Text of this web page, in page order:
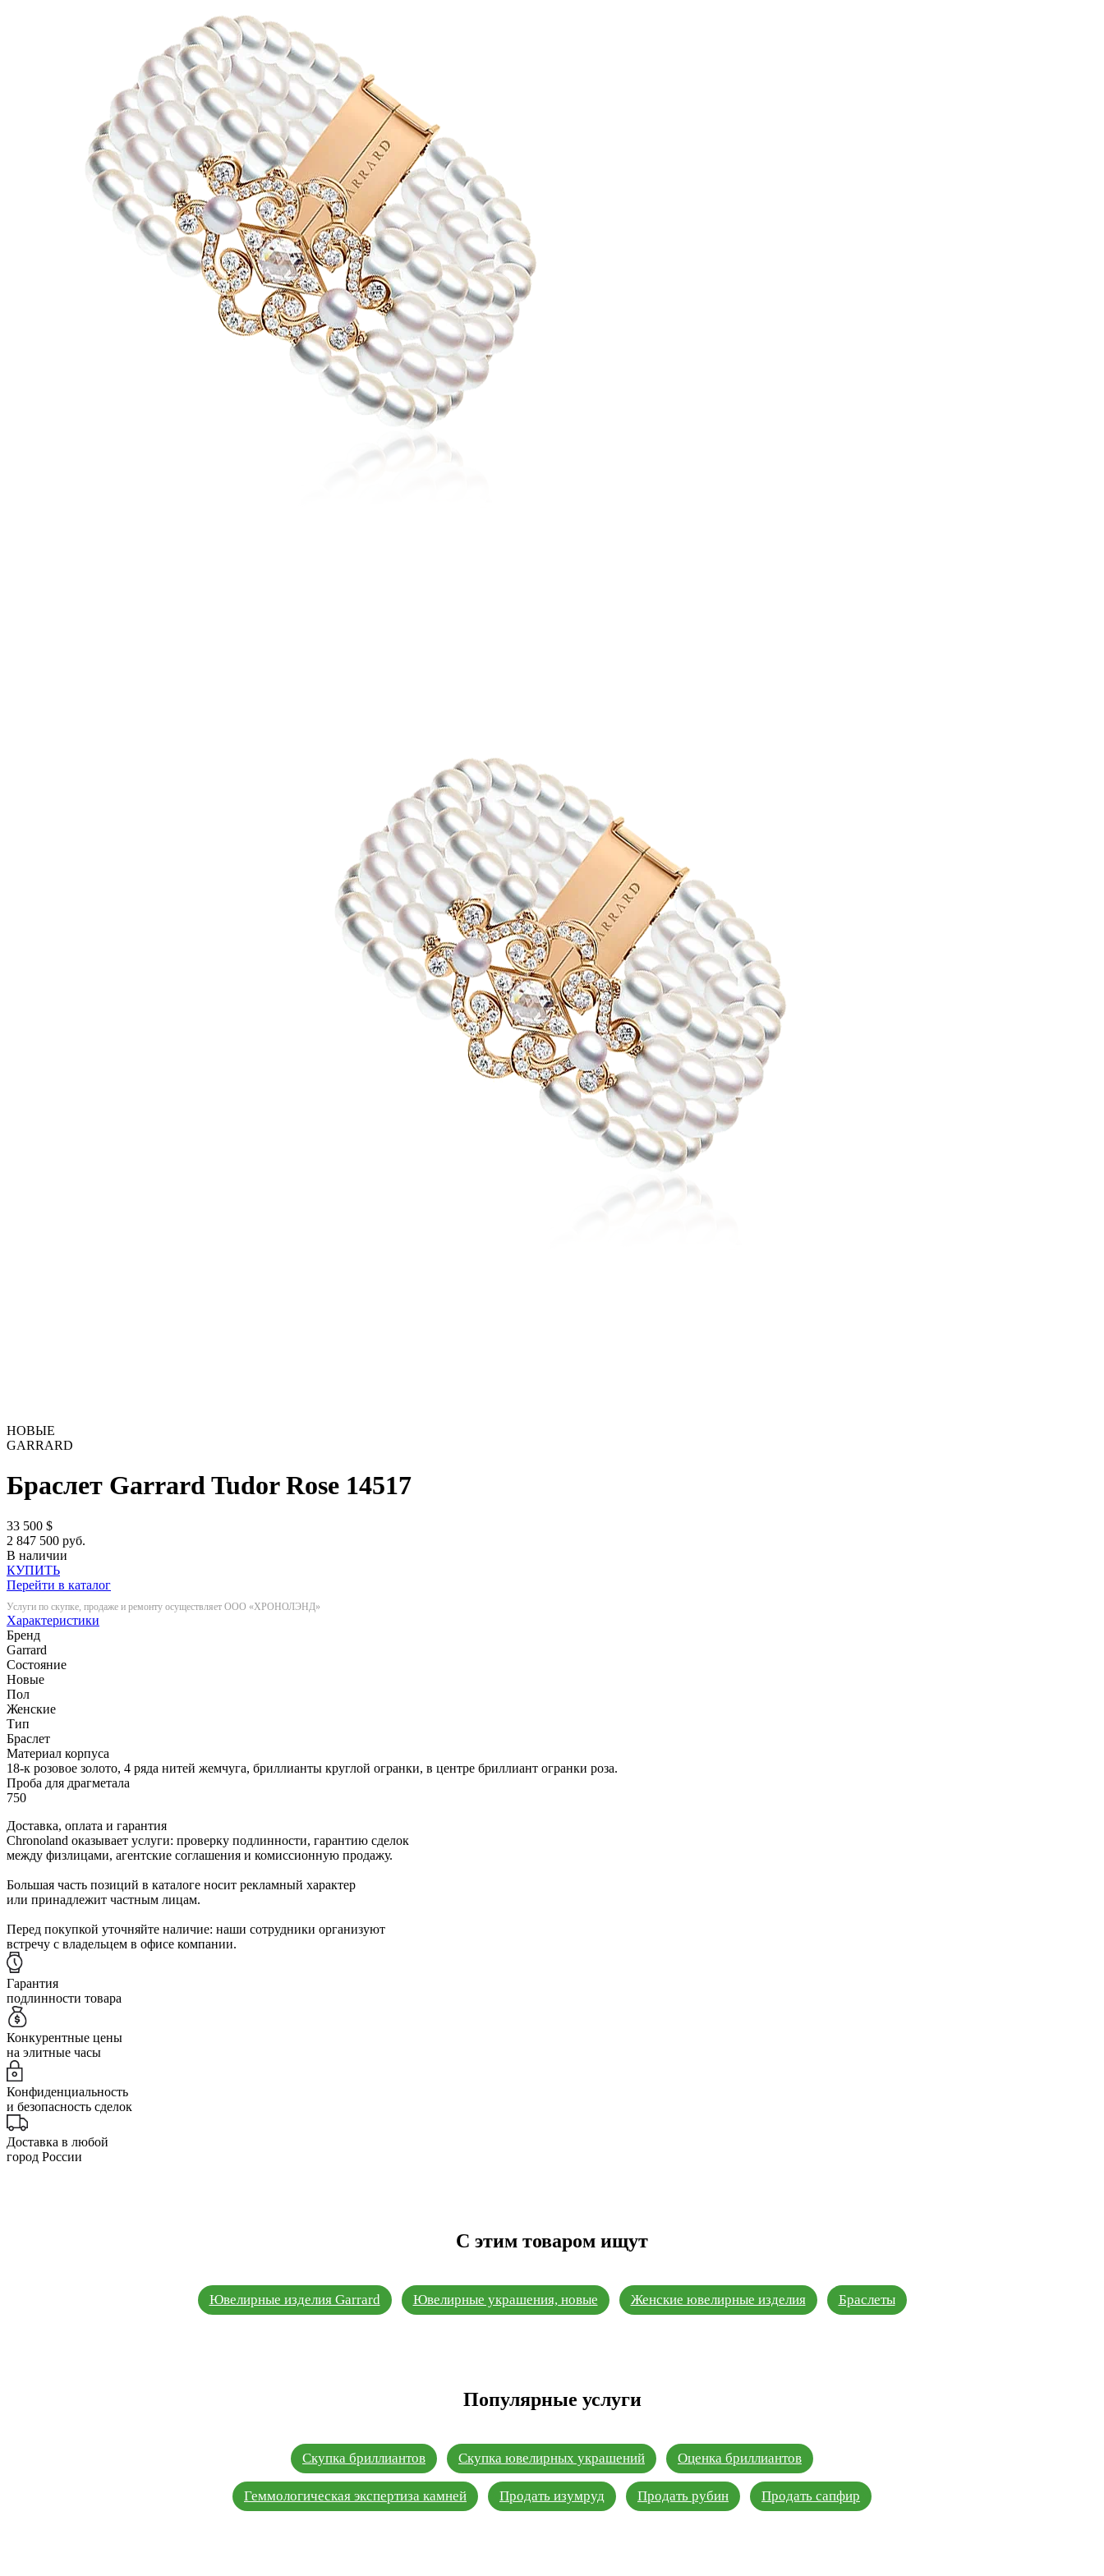
НОВЫЕ
GARRARD
Браслет Garrard Tudor Rose 14517
33 500 $
2 847 500 руб.
В наличии
КУПИТЬ
Перейти в каталог
Услуги по скупке, продаже и ремонту осуществляет ООО «ХРОНОЛЭНД»
Характеристики
Бренд
Garrard
Состояние
Новые
Пол
Женские
Тип
Браслет
Материал корпуса
18-к розовое золото, 4 ряда нитей жемчуга, бриллианты круглой огранки, в центре бриллиант огранки роза.
Проба для драгметала
750
Доставка, оплата и гарантия
Chronoland оказывает услуги: проверку подлинности, гарантию сделок
между физлицами, агентские соглашения и комиссионную продажу.
Большая часть позиций в каталоге носит рекламный характер
или принадлежит частным лицам.
Перед покупкой уточняйте наличие: наши сотрудники организуют
встречу с владельцем в офисе компании.
Гарантия
подлинности товара
Конкурентные цены
на элитные часы
Конфиденциальность
и безопасность сделок
Доставка в любой
город России
С этим товаром ищут
Ювелирные изделия Garrard Ювелирные украшения, новые Женские ювелирные изделия Браслеты
Популярные услуги
Скупка бриллиантов Скупка ювелирных украшений Оценка бриллиантов
Геммологическая экспертиза камней Продать изумруд Продать рубин Продать сапфир